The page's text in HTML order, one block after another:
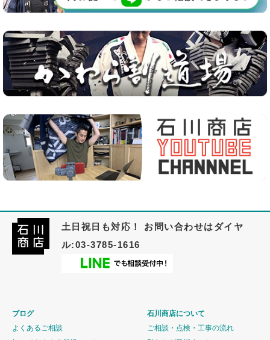
土日祝日も対応！ お問い合わせはダイヤ
ル:03-3785-1616
ブログ
よくあるご相談
石川商店について
ご相談・点検・工事の流れ